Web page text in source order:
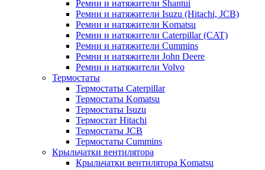
Ремни и натяжители Shantui
Ремни и натяжители Isuzu (Hitachi, JCB)
Ремни и натяжители Komatsu
Ремни и натяжители Caterpillar (CAT)
Ремни и натяжители Cummins
Ремни и натяжители John Deere
Ремни и натяжители Volvo
Термостаты
Термостаты Caterpillar
Термостаты Komatsu
Термостаты Isuzu
Термостат Hitachi
Термостаты JCB
Термостаты Cummins
Крыльчатки вентилятора
Крыльчатки вентилятора Komatsu